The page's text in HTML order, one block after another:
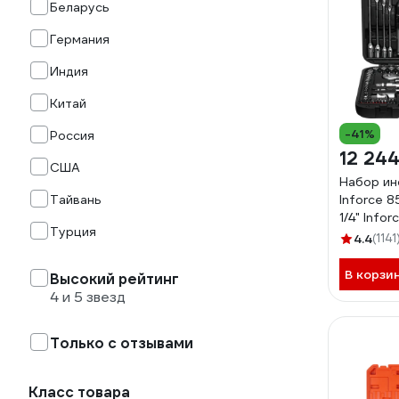
Беларусь
Германия
Индия
Китай
Россия
США
Тайвань
Турция
Высокий рейтинг
4 и 5 звезд
Только с отзывами
Класс товара
-41%
12
Набор
Inforce
1/4"
4.4(1141)
В